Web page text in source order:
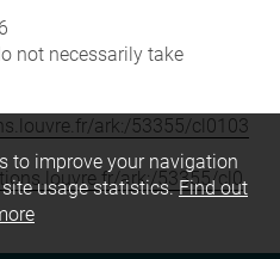
not necessarily take
ark:/53355/cl0103
ark:/53355/cl0
to improve your navigation
usage statistics.Find out